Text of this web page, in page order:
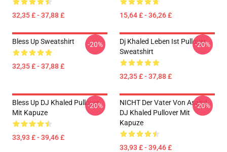
32,35 £ - 37,88 £ 15,64 £ - 36,26 £
Bless Up Sweatshirt
32,35 £ - 37,88 £
-20%
Dj Khaled Leben Ist Pullover
Sweatshirt
32,35 £ - 37,88 £
-20%
Bless Up DJ Khaled Pullover
Mit Kapuze
33,93 £ - 39,46 £
-20%
NICHT Der Vater Von Asahd
DJ Khaled Pullover Mit
Kapuze
33,93 £ - 39,46 £
-20%